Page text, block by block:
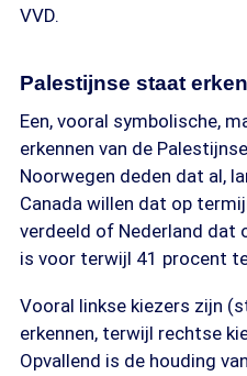
VVD.
Palestijnse staat
Een, vooral symbolische,
erkennen van de
Noorwegen deden dat al,
Canada willen dat op
verdeeld of Nederland dat
is voor terwijl 41 procent
Vooral linkse kiezers zijn
erkennen, terwijl rechtse
Opvallend is de houding